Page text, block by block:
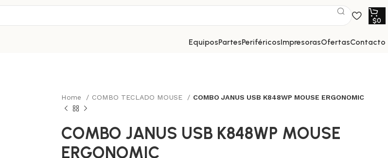
$0
equipos partes periféricos impresoras ofertas contacto
Home COMBO TECLADO MOUSE COMBO JANUS USB K848WP MOUSE ERGONOMIC
COMBO JANUS USB K848WP MOUSE
ERGONOMIC